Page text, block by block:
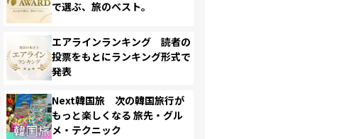
で選ぶ、旅のベスト。
エアラインランキング 読者の
投票をもとにランキング形式で
発表
Next韓国旅 次の韓国旅行が
もっと楽しくなる 旅先・グル
メ・テクニック